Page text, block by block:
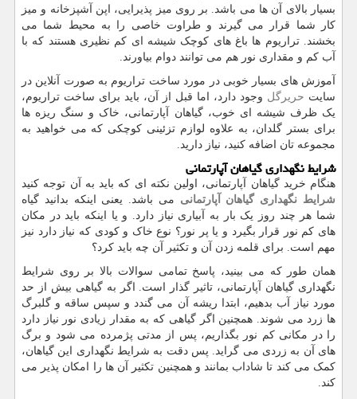
بسیار بالای آن ها می باشد. بر روی میز پذیرایی، اپن آشپزخانه و میز
کار شما قرار می گیرند و طراوت خاصی را به محیط شما می
بخشند. تراریوم ها باغ های کوچک شیشه ای کم نظیری هستند که با
آب کم و مقداری نور هم می توانند دوام بیاورند.
آموزش های بسیار خوبی در مورد ساخت تراریوم‌ به صورت آنلاین در
سایت حریرگل وجود دارد، اما قبل از آن، باید برای ساخت تراریوم،
یک ظرف شیشه ای خوب، گیاهان آپارتمانی، خاک و سنگ ریزه ها
برای بستر گلدان، به علاوه لوازم تزئینی کوچکی که می خواهید به
مجموعه تان اضافه کنید، نیاز دارید.
شرایط نگهداری گیاهان آپارتمانی
هنگام خرید گیاهان آپارتمانی، اولین نکته ای که باید به آن توجه کنید
شرایط نگهداری گیاهان آپارتمانی می باشد. یعنی اینکه بدانید گیاه
شما هر چند روز یک بار به آبیاری نیاز دارد. و یا اینکه باید در مکان
های کم نور قرار بگیرد و یا پر نور؟ نوع خاک و کودی که نیاز دارد نیز
مهم است. برای قلمه زدن آن و تکثیر آن چه باید کرد؟
همان طور که می بینید، پاسخ تمامی سوالات بالا بر روی شرایط
نگهداری گیاهان آپارتمانی، تاثیر گذار است. اگر به گیاهی بیش از حد
مورد نیاز آب بدهیم، ابتدا ریشه آن می گندد و سپس ساقه و گلبرگ
ها زرد می شوند. همچنین اگر گیاهی که به مقدار زیادی نور نیاز دارد
را در مکانی کم نور بگذاریم، پس از مدتی پژمرده می شود و برگ
های آن به زردی می گراید. پس دقت به شرایط نگهداری این گیاهان،
کمک می کند تا شاداب بمانند و همچنین تکثیر آن ها را امکان پذیر می
کند.